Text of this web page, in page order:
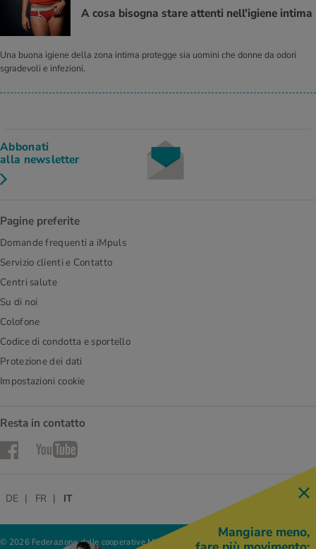
A cosa bisogna stare attenti nell'igiene intima
Una buona igiene della zona intima protegge sia uomini che donne da odori
sgradevoli e infezioni.
Abbonati
alla newsletter
Pagine preferite
Domande frequenti a iMpuls
Servizio clienti e Contatto
Centri salute
Su di noi
Colofone
Codice di condotta e sportello
Protezione dei dati
Impostazioni cookie
Resta in contatto
FacebookYouTube
© 2026 Federazione delle cooperative Migros
DE FR IT
Mangiare meno,